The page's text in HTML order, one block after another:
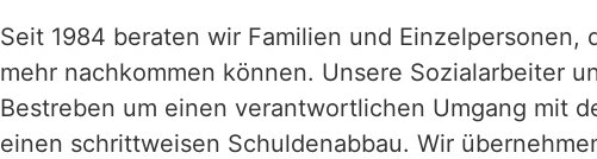
Seit 1984 beraten wir Familien und
mehr nachkommen können. Unsere Sozialarbeiter
Bestreben um einen verantwortlichen Umgang mit
einen schrittweisen Schuldenabbau. Wir